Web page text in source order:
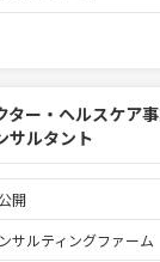
ター・ヘルスケア
サルタント
開
サルティングファーム